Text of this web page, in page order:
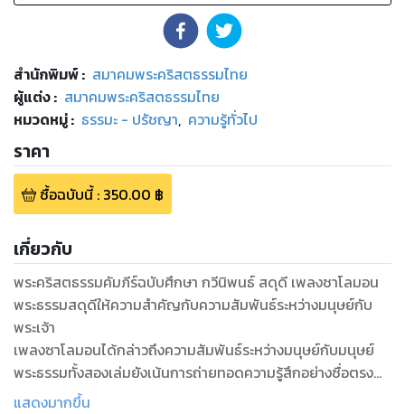
สำนักพิมพ์: สมาคมพระคริสตธรรมไทย
ผู้แต่ง : สมาคมพระคริสตธรรมไทย
หมวดหมู่: ธรรมะ - ปรัชญา, ความรู้ทั่วไป
ราคา
ซื้อฉบับนี้: 350.00 ฿
เกี่ยวกับ
พระคริสตธรรมคัมภีร์ฉบับศึกษา กวีนิพนธ์ สดุดี เพลงซาโลมอน
พระธรรมสดุดีให้ความสำคัญกับความสัมพันธ์ระหว่างมนุษย์กับ
พระเจ้า
เพลงซาโลมอนได้กล่าวถึงความสัมพันธ์ระหว่างมนุษย์กับมนุษย์
พระธรรมทั้งสองเล่มยังเน้นการถ่ายทอดความรู้สึกอย่างซื่อตรง
และจริงจัง
แสดงมากขึ้น